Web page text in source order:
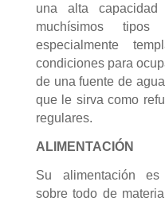
una alta
muchísimos
especialmente
condiciones para
de una fuente de
que le sirva como
regulares.
ALIMENTACIÓN
Su alimentación es
sobre todo de